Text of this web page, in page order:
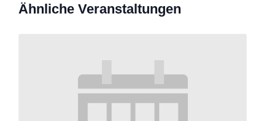
Ähnliche Veranstaltungen